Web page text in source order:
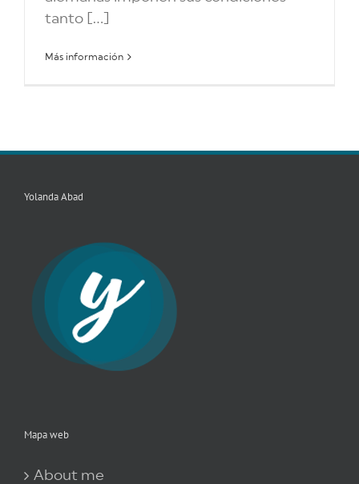
tanto [...]
Más información
Yolanda Abad
Mapa web
About me